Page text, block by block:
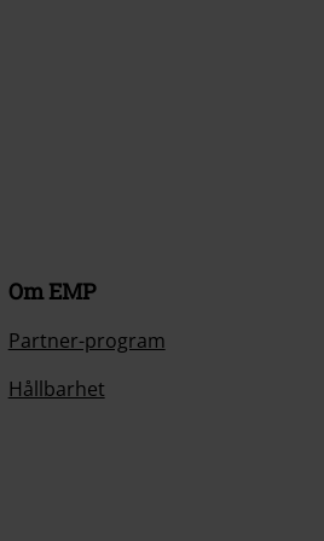
Om EMP
Partner-program
Hållbarhet